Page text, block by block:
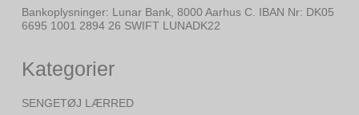
Bankoplysninger: Lunar Bank, 8000 Aarhus C. IBAN Nr: DK05
6695 1001 2894 26 SWIFT LUNADK22
Kategorier
SENGETØJ LÆRRED